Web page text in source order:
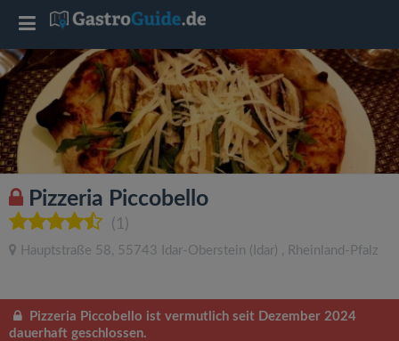
Pizzeria Piccobello
(1)
Hauptstraße 58, 55743 Idar-Oberstein (Idar) , Rheinland-Pfalz
Pizzeria Piccobello ist vermutlich seit Dezember 2024
dauerhaft geschlossen.
T
o
g
l
e